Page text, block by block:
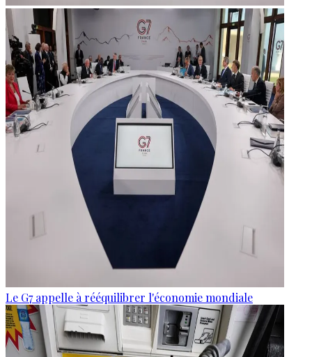
Le G7 appelle à rééquilibrer l'économie mondiale